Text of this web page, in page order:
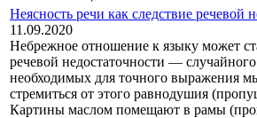
Неясность речи как следствие речевой
11.09.2020
Небрежное отношение к языку может
речевой недо­статочности —
необходимых для точного выра­жения
стремиться от этого равнодушия
Картины маслом помещают в рамы